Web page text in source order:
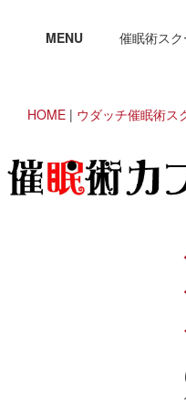
MENU 催眠術ス
HOME | ウダッチ催眠術ス